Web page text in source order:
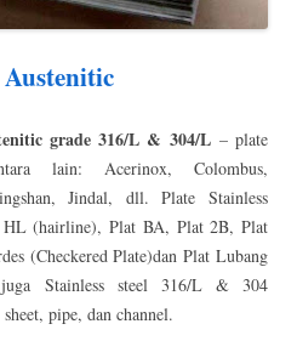
Austenitic
grade 316/L & 304/L– plate
lain: Acerinox, Colombus,
Jindal, dll. Plate Stainless
(hairline), Plat BA, Plat 2B, Plat
(Checkered Plate)dan Plat Lubang
juga Stainless steel 316/L & 304
pipe, dan channel.